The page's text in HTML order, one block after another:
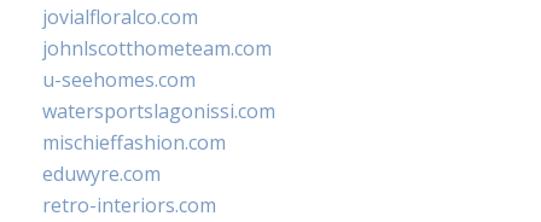
jovialfloralco.com
johnlscotthometeam.com
u-seehomes.com
watersportslagonissi.com
mischieffashion.com
eduwyre.com
retro-interiors.com